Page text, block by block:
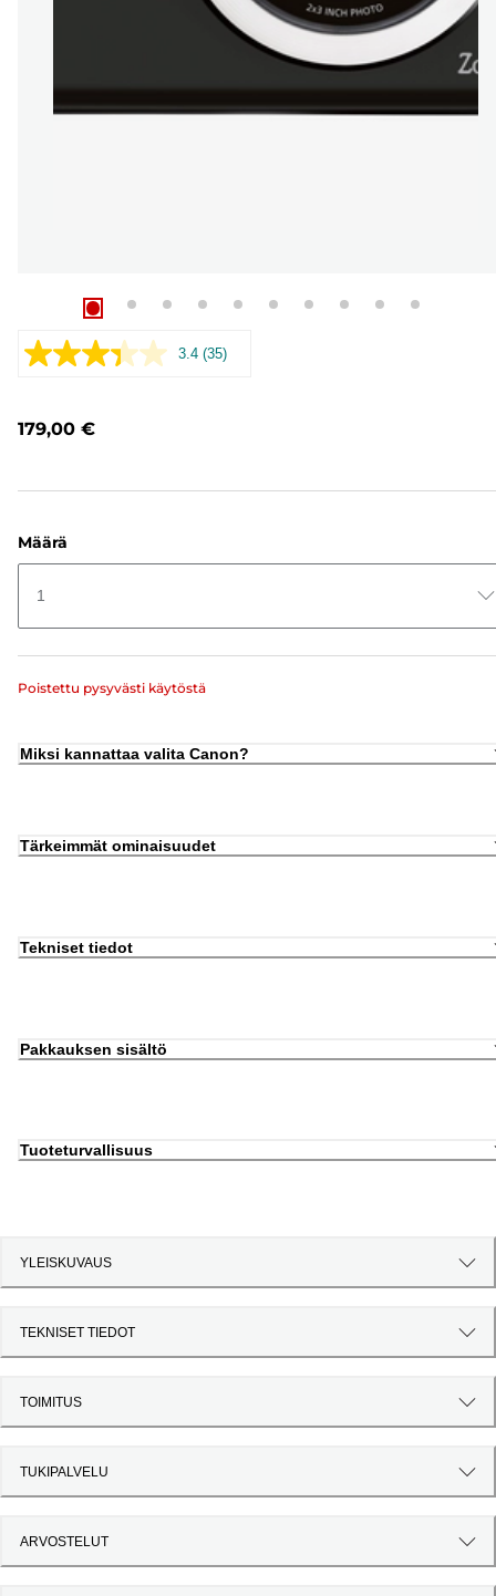
3.4 Lue
(35)
179,00 €
Määrä
1
Poistettu pysyvästi käytöstä
Miksi kannattaa valita Canon?
Tärkeimmät ominaisuudet
Tekniset tiedot
Pakkauksen sisältö
Tuoteturvallisuus
YLEISKUVAUS
TEKNISET TIEDOT
TOIMITUS
TUKIPALVELU
ARVOSTELUT